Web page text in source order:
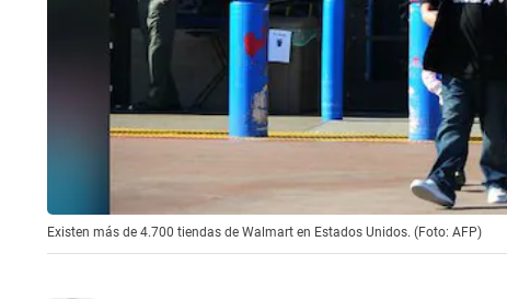
Existen más de 4.700 tiendas de Walmart en Estados Unidos. (Foto: AFP)